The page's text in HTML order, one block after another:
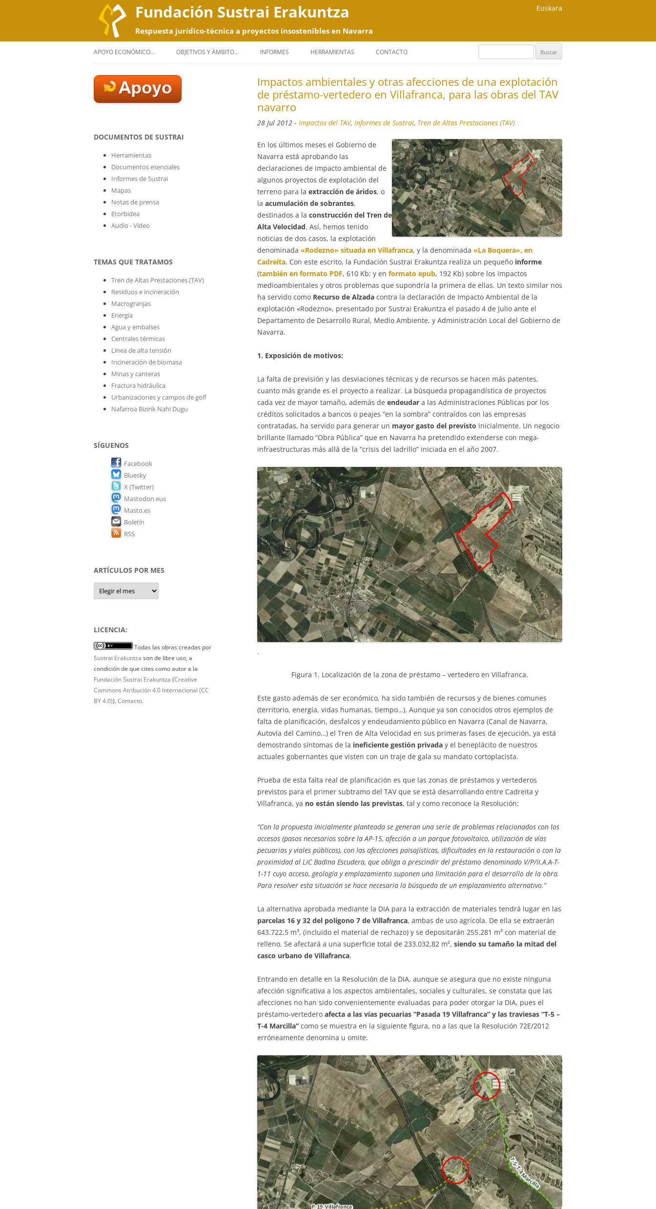
Fundación Sustrai Erakuntza
Respuesta jurídico-técnica a proyectos insostenibles en Navarra
Euskara
Saltar
al
APOYO ECONÓMICO… OBJETIVOS Y ÁMBITO… INFORMES HERRAMIENTAS CONTACTO
Buscar:
Impactos ambientales y otras afecciones de una explotación
de préstamo-vertedero en Villafranca, para las obras del TAV
navarro
28 Jul 2012 -Impactos del TAV,Informes de Sustrai, Tren de Altas Prestaciones (TAV)
En los últimos meses el Gobierno de
Navarra está aprobando las
declaraciones de impacto ambiental de
algunos proyectos de explotación del
terreno para laextracción de áridos, o
laacumulación de sobrantes,
destinados a laconstrucción del Tren de
Alta Velocidad. Así, hemos tenido
noticias de dos casos, la explotación
denominada«Rodezno» situada en Villafranca, y la denominada«La Boquera», en
Cadreita. Con este escrito, la Fundación Sustrai Erakuntza realiza un pequeño informe
(también en formato PDF, 610 Kb; y enformato epub, 192 Kb) sobre los impactos
medioambientales y otros problemas que supondría la primera de ellas. Un texto similar nos
ha servido como Recurso de Alzada contra la declaración de Impacto Ambiental de la
explotación «Rodezno», presentado por Sustrai Erakuntza el pasado 4 de julio ante el
Departamento de Desarrollo Rural, Medio Ambiente, y Administración Local del Gobierno de
Navarra.
1. Exposición de motivos:
La falta de previsión y las desviaciones técnicas y de recursos se hacen más patentes,
cuanto más grande es el proyecto a realizar. La búsqueda propagandística de proyectos
cada vez de mayor tamaño, además deendeudar a las Administraciones Públicas por los
créditos solicitados a bancos o peajes “en la sombra” contraídos con las empresas
contratadas, ha servido para generar un mayor gasto del previsto inicialmente. Un negocio
brillante llamado “Obra Pública” que en Navarra ha pretendido extenderse con mega-
infraestructuras más allá de la “crisis del ladrillo” iniciada en el año 2007.
.
Figura 1. Localización de la zona de préstamo – vertedero en Villafranca.
Este gasto además de ser económico, ha sido también de recursos y de bienes comunes
(territorio, energía, vidas humanas, tiempo…). Aunque ya son conocidos otros ejemplos de
falta de planificación, desfalcos y endeudamiento público en Navarra (Canal de Navarra,
Autovía del Camino…) el Tren de Alta Velocidad en sus primeras fases de ejecución, ya está
demostrando síntomas de la ineficiente gestión privada y el beneplácito de nuestros
actuales gobernantes que visten con un traje de gala su mandato cortoplacista.
Prueba de esta falta real de planificación es que las zonas de préstamos y vertederos
previstos para el primer subtramo del TAV que se está desarrollando entre Cadreita y
Villafranca, ya no están siendo las previstas, tal y como reconoce la Resolución:
“Con la propuesta inicialmente planteada se generan una serie de problemas relacionados con los
accesos (pasos necesarios sobre la AP-15, afección a un parque fotovoltaico, utilización de vías
pecuarias y viales públicos), con las afecciones paisajísticas, dificultades en la restauración o con la
proximidad al LIC Badina Escudera, que obliga a prescindir del préstamo denominado V/P/II.A.A-T-
1-11 cuyo acceso, geología y emplazamiento suponen una limitación para el desarrollo de la obra.
Para resolver esta situación se hace necesaria la búsqueda de un emplazamiento alternativo.”
La alternativa aprobada mediante la DIA para la extracción de materiales tendrá lugar en las
parcelas 16 y 32 del polígono 7 de Villafranca, ambas de uso agrícola. De ella se extraerán
643.722,5 m³, (incluido el material de rechazo) y se depositarán 255.281 m³ con material de
relleno. Se afectará a una superficie total de 233.032,82 m²,siendo su tamaño la mitad del
casco urbano de Villafranca.
Entrando en detalle en la Resolución de la DIA, aunque se asegura que no existe ninguna
afección significativa a los aspectos ambientales, sociales y culturales, se constata que las
afecciones no han sido convenientemente evaluadas para poder otorgar la DIA, pues el
préstamo-vertederoafecta a las vías pecuarias “Pasada 19 Villafranca” y las traviesas “T-5 –
T-4 Marcilla” como se muestra en la siguiente figura, no a las que la Resolución 72E/2012
erróneamente denomina u omite.
DOCUMENTOS DE SUSTRAI
Herramientas
Documentos esenciales
Informes de Sustrai
Mapas
Notas de prensa
Etorbidea
Audio - Vídeo
TEMAS QUE TRATAMOS
Tren de Altas Prestaciones (TAV)
Residuos e incineración
Macrogranjas
Energía
Agua y embalses
Centrales térmicas
Línea de alta tensión
Incineración de biomasa
Minas y canteras
Fractura hidráulica
Urbanizaciones y campos de golf
Nafarroa Bizirik Nahi Dugu
SÍGUENOS
Facebook
Bluesky
X (Twitter)
Mastodon.eus
Masto.es
Boletín
RSS
ARTÍCULOS POR MES
Artículos
por
mes
LICENCIA:
Todas las obras creadas por
Sustrai Erakuntza son de libre uso, a
condición de que cites como autor a la
Fundación Sustrai Erakuntza (Creative
Commons Atribución 4.0 Internacional (CC
BY 4.0)).Contacto.